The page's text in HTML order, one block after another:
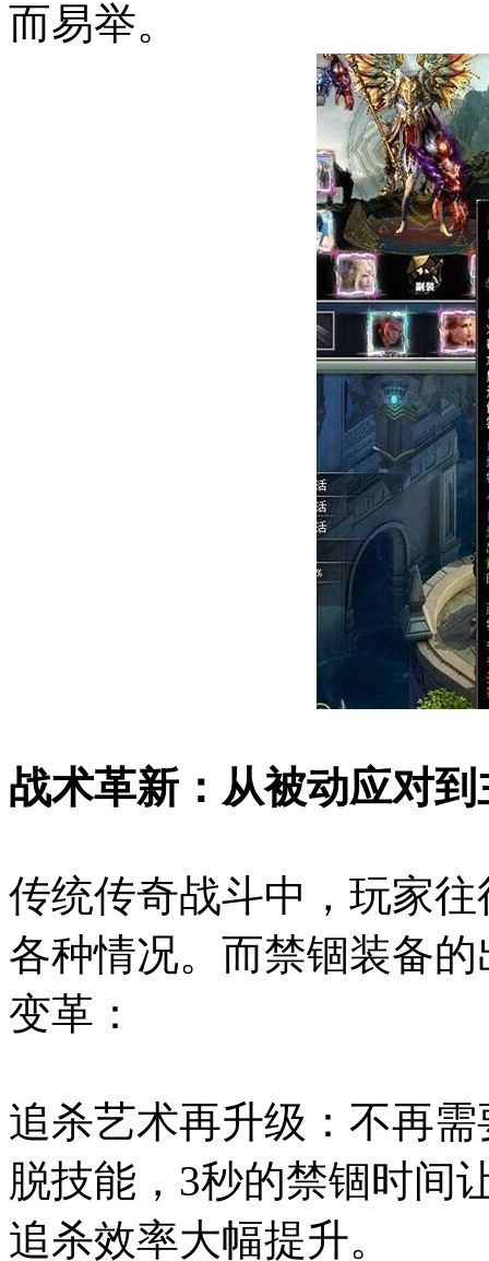
而易举。
战术革新：从被动应对
传统传奇战斗中，玩家
各种情况。而禁锢装备
变革：
追杀艺术再升级：不再
脱技能，3秒的禁锢时间
追杀效率大幅提升。